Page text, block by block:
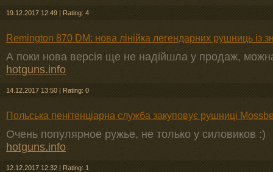
19.12.2017 12:49 | Rating: 4
Remington 870 DM: нова лінійка легендарних рушниць із
А поки нова версія ще не надійшла у продаж,
hotguns.info
14.12.2017 13:50 | Rating: 0
Польська пенітенціарна служба закуповує рушниці
Очень популярное ружье, не только у силовиков :)
hotguns.info
12.12.2017 12:32 | Rating: 1